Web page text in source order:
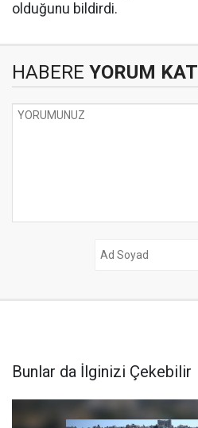
olduğunu bildirdi.
HABERE YORUM KAT
Bunlar da İlginizi Çekebilir